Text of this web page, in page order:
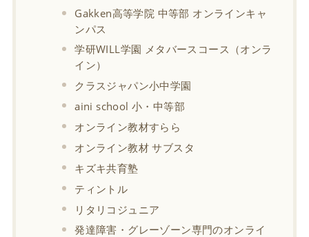
Gakken高等学院 中等部 オンラインキャ
ンパス
学研WILL学園 メタバースコース（オンラ
イン）
クラスジャパン小中学園
aini school 小・中等部
オンライン教材すらら
オンライン教材 サブスタ
キズキ共育塾
ティントル
リタリコジュニア
発達障害・グレーゾーン専門のオンライ